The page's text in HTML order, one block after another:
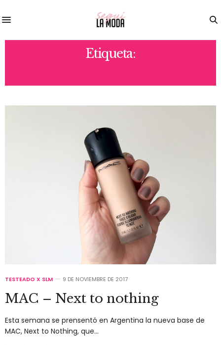
Etiqueta:
TESTEADO X SLM 9 DE NOVIEMBRE DE 2017
MAC – Next to nothing
Esta semana se prensentó en Argentina la nueva base de
MAC, Next to Nothing, que…